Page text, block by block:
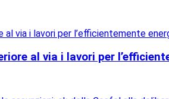
al via i lavori per